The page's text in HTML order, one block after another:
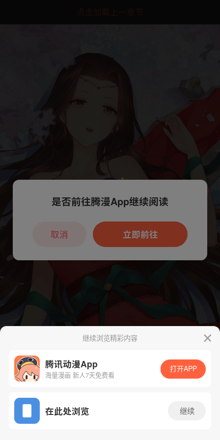
点击加载上一章节
App免费看
下一话 腾漫App免费看
继续浏览精彩内容
腾讯动漫App
海量漫画 新人7天免费看
打开APP
在此处浏览 继续
本章节仅支持App阅读，可打开App新用
户7天免费看
是否前往腾漫App继续阅读
立即前往
取消